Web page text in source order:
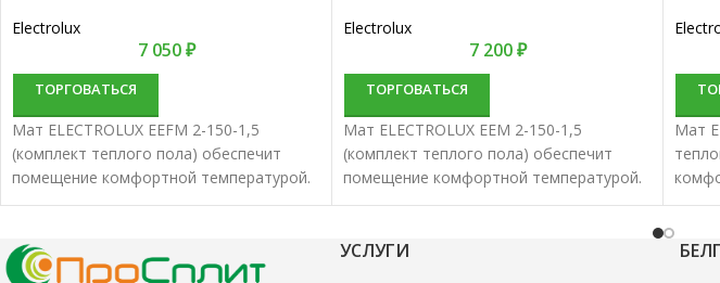
Electrolux
7 050₽
ТОРГОВАТЬСЯ
Мат ELECTROLUX EEFM 2-150-1,5
(комплект теплого пола) обеспечит
помещение комфортной температурой.
Нагревательные маты характеризуются
Electrolux
7 200₽
ТОРГОВАТЬСЯ
Мат ELECTROLUX EEM 2-150-1,5
(комплект теплого пола) обеспечит
помещение комфортной температурой.
Нагревательные маты характеризуются
Мат
УСЛУГИ